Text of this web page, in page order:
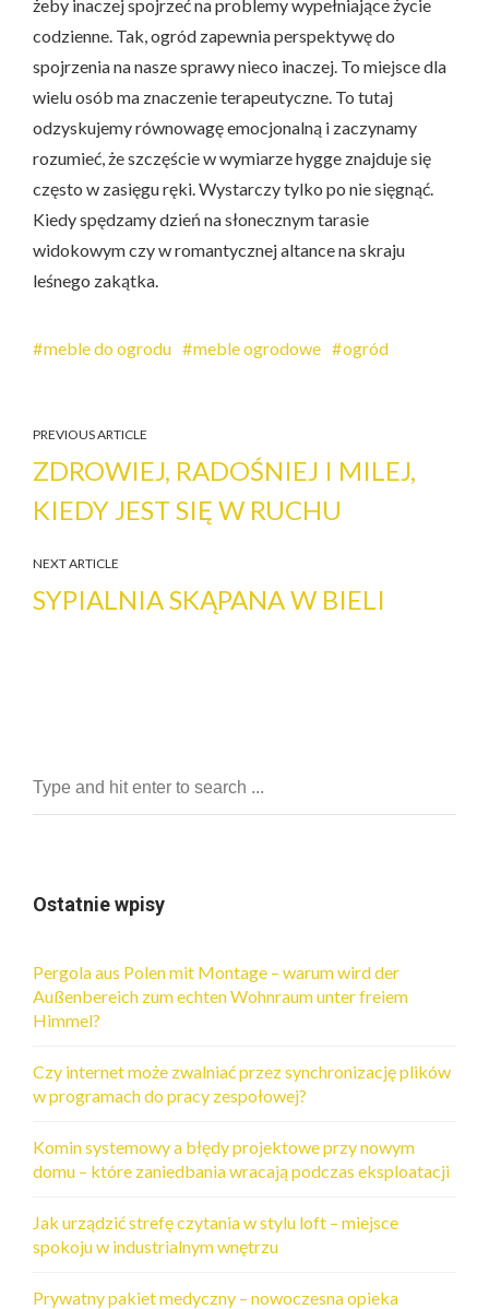
żeby inaczej spojrzeć na problemy wypełniające życie
codzienne. Tak, ogród zapewnia perspektywę do
spojrzenia na nasze sprawy nieco inaczej. To miejsce dla
wielu osób ma znaczenie terapeutyczne. To tutaj
odzyskujemy równowagę emocjonalną i zaczynamy
rozumieć, że szczęście w wymiarze hygge znajduje się
często w zasięgu ręki. Wystarczy tylko po nie sięgnąć.
Kiedy spędzamy dzień na słonecznym tarasie
widokowym czy w romantycznej altance na skraju
leśnego zakątka.
meble do ogrodu meble ogrodowe ogród
PREVIOUS ARTICLE
ZDROWIEJ, RADOŚNIEJ I MILEJ,
KIEDY JEST SIĘ W RUCHU
NEXT ARTICLE
SYPIALNIA SKĄPANA W BIELI
Ostatnie wpisy
Pergola aus Polen mit Montage – warum wird der
Außenbereich zum echten Wohnraum unter freiem
Himmel?
Czy internet może zwalniać przez synchronizację plików
w programach do pracy zespołowej?
Komin systemowy a błędy projektowe przy nowym
domu – które zaniedbania wracają podczas eksploatacji
Jak urządzić strefę czytania w stylu loft – miejsce
spokoju w industrialnym wnętrzu
Prywatny pakiet medyczny – nowoczesna opieka